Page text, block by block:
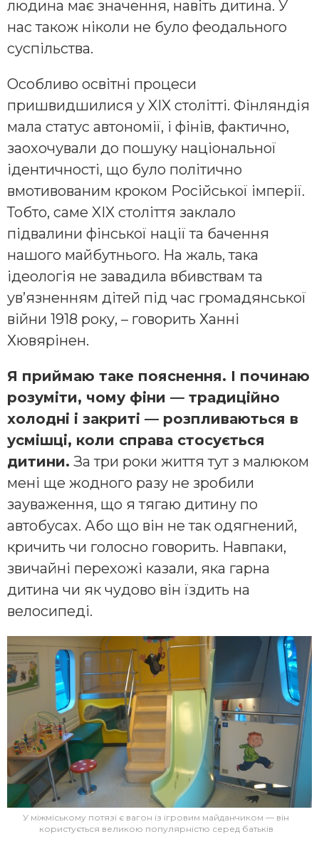
людина має значення, навіть дитина. У
нас також ніколи не було феодального
суспільства.
Особливо освітні процеси
пришвидшилися у XIX столітті. Фінляндія
мала статус автономії, і фінів, фактично,
заохочували до пошуку національної
ідентичності, що було політично
вмотивованим кроком Російської імперії.
Тобто, саме XIX століття заклало
підвалини фінської нації та бачення
нашого майбутнього. На жаль, така
ідеологія не завадила вбивствам та
ув’язненням дітей під час громадянської
війни 1918 року, – говорить Ханні
Хювярінен.
Я приймаю таке пояснення. І починаю
розуміти, чому фіни — традиційно
холодні і закриті — розпливаються в
усмішці, коли справа стосується
дитини. За три роки життя тут з малюком
мені ще жодного разу не зробили
зауваження, що я тягаю дитину по
автобусах. Або що він не так одягнений,
кричить чи голосно говорить. Навпаки,
звичайні перехожі казали, яка гарна
дитина чи як чудово він їздить на
велосипеді.
У міжміському потязі є вагон із ігровим майданчиком — він
користується великою популярністю серед батьків